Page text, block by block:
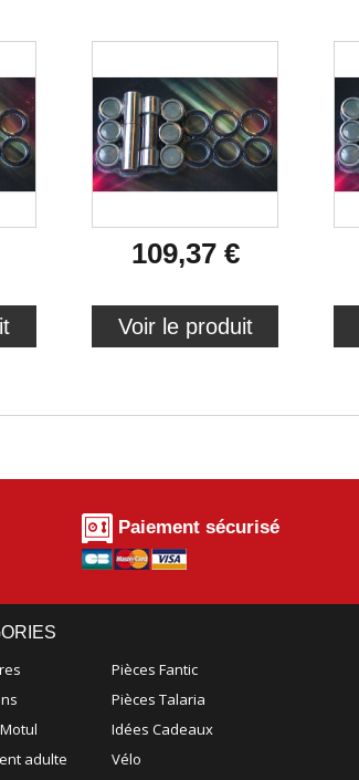
109,37 €
Voir le produit
Paiement sécurisé
adulte
Pièces Fantic
Pièces Talaria
Idées Cadeaux
Vélo